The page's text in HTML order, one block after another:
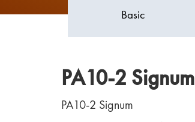
Basic
PA10-2 Signum
PA10-2 Signum